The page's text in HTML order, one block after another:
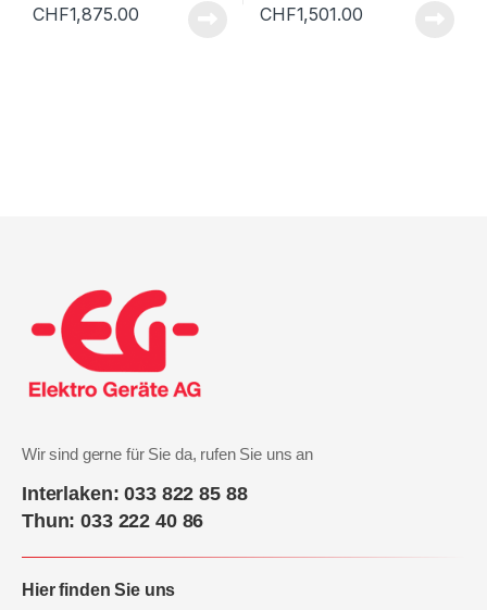
CHF1,875.00 CHF1,501.00
Wir sind gerne für Sie da, rufen Sie uns an
Interlaken: 033 822 85 88
Thun: 033 222 40 86
Hier finden Sie uns